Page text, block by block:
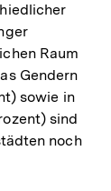
Raum
Gendern
sowie in
sind
noch